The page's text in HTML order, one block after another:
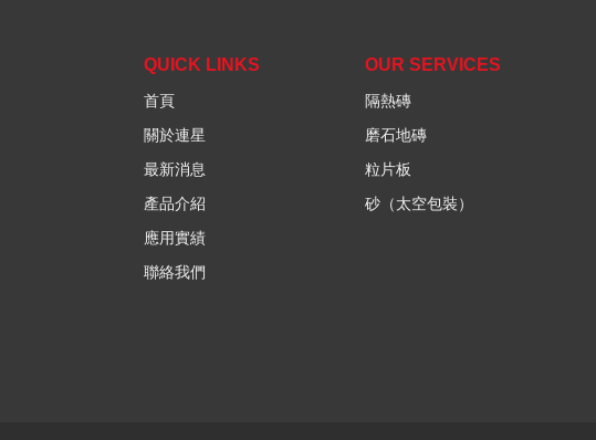
QUICK LINKS
首頁
關於連星
最新消息
產品介紹
應用實績
聯絡我們
OUR SERVICES
隔熱磚
磨石地磚
粒片板
砂（太空包裝）